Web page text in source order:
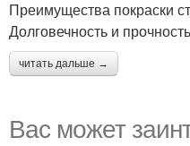
Преимущества покраски
Долговечность и прочность
читать дальше →
Вас может